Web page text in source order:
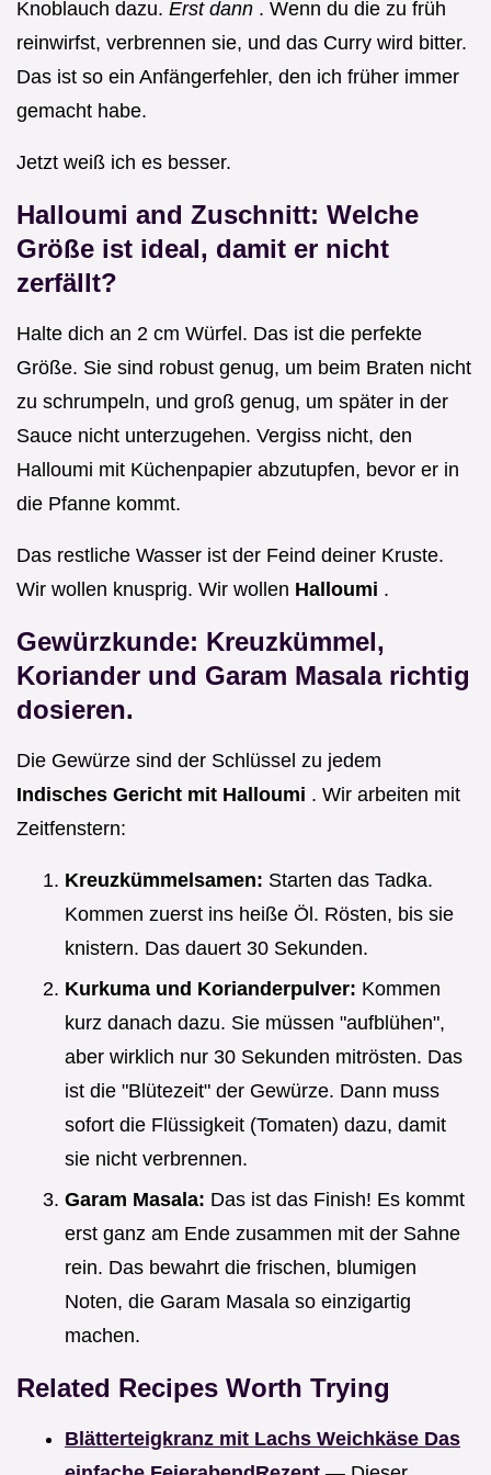
Knoblauch dazu. Erst dann . Wenn du die zu früh
reinwirfst, verbrennen sie, und das Curry wird bitter.
Das ist so ein Anfängerfehler, den ich früher immer
gemacht habe.
Jetzt weiß ich es besser.
Halloumi and Zuschnitt: Welche
Größe ist ideal, damit er nicht
zerfällt?
Halte dich an 2 cm Würfel. Das ist die perfekte
Größe. Sie sind robust genug, um beim Braten nicht
zu schrumpeln, und groß genug, um später in der
Sauce nicht unterzugehen. Vergiss nicht, den
Halloumi mit Küchenpapier abzutupfen, bevor er in
die Pfanne kommt.
Das restliche Wasser ist der Feind deiner Kruste.
Wir wollen knusprig. Wir wollen Halloumi .
Gewürzkunde: Kreuzkümmel,
Koriander und Garam Masala richtig
dosieren.
Die Gewürze sind der Schlüssel zu jedem
Indisches Gericht mit Halloumi . Wir arbeiten mit
Zeitfenstern:
Kreuzkümmelsamen: Starten das Tadka.
Kommen zuerst ins heiße Öl. Rösten, bis sie
knistern. Das dauert 30 Sekunden.
Kurkuma und Korianderpulver: Kommen
kurz danach dazu. Sie müssen "aufblühen",
aber wirklich nur 30 Sekunden mitrösten. Das
ist die "Blütezeit" der Gewürze. Dann muss
sofort die Flüssigkeit (Tomaten) dazu, damit
sie nicht verbrennen.
Garam Masala: Das ist das Finish! Es kommt
erst ganz am Ende zusammen mit der Sahne
rein. Das bewahrt die frischen, blumigen
Noten, die Garam Masala so einzigartig
machen.
Related Recipes Worth Trying
Blätterteigkranz mit Lachs Weichkäse Das